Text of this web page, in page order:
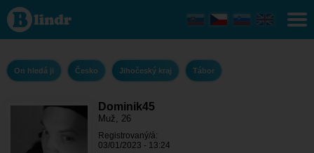
Dominik45
- On hledá
Jihočeský
Tábor
On hledá ji Česko Jihočeský kraj Tábor
Dominik45
Muž, 26
Registrovaný/á:
03/01/2023 - 13:24